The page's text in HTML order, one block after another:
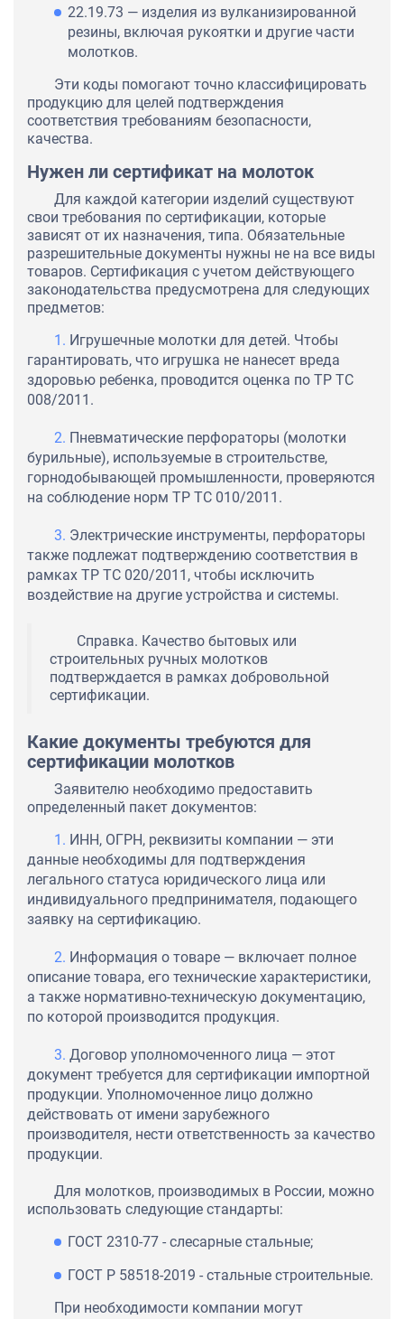
22.19.73 — изделия из вулканизированной
резины, включая рукоятки и другие части
молотков.
Эти коды помогают точно классифицировать
продукцию для целей подтверждения
соответствия требованиям безопасности,
качества.
Нужен ли сертификат на молоток
Для каждой категории изделий существуют
свои требования по сертификации, которые
зависят от их назначения, типа. Обязательные
разрешительные документы нужны не на все виды
товаров. Сертификация с учетом действующего
законодательства предусмотрена для следующих
предметов:
Игрушечные молотки для детей. Чтобы
гарантировать, что игрушка не нанесет вреда
здоровью ребенка, проводится оценка по ТР ТС
008/2011.
Пневматические перфораторы (молотки
бурильные), используемые в строительстве,
горнодобывающей промышленности, проверяются
на соблюдение норм ТР ТС 010/2011.
Электрические инструменты, перфораторы
также подлежат подтверждению соответствия в
рамках ТР ТС 020/2011, чтобы исключить
воздействие на другие устройства и системы.
Справка. Качество бытовых или
строительных ручных молотков
подтверждается в рамках добровольной
сертификации.
Какие документы требуются для
сертификации молотков
Заявителю необходимо предоставить
определенный пакет документов:
ИНН, ОГРН, реквизиты компании — эти
данные необходимы для подтверждения
легального статуса юридического лица или
индивидуального предпринимателя, подающего
заявку на сертификацию.
Информация о товаре — включает полное
описание товара, его технические характеристики,
а также нормативно-техническую документацию,
по которой производится продукция.
Договор уполномоченного лица — этот
документ требуется для сертификации импортной
продукции. Уполномоченное лицо должно
действовать от имени зарубежного
производителя, нести ответственность за качество
продукции.
Для молотков, производимых в России, можно
использовать следующие стандарты:
ГОСТ 2310-77 - слесарные стальные;
ГОСТ Р 58518-2019 - стальные строительные.
При необходимости компании могут